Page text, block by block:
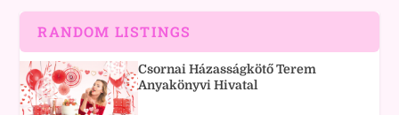
RANDOM LISTINGS
Csornai Házasságkötő Terem
Anyakönyvi Hivatal